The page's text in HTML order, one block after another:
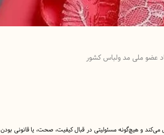
عضو ملی مد ولباس کشور
و هیچ‌گونه مسئولیتی در قبال کیفیت، صحت، یا قانونی